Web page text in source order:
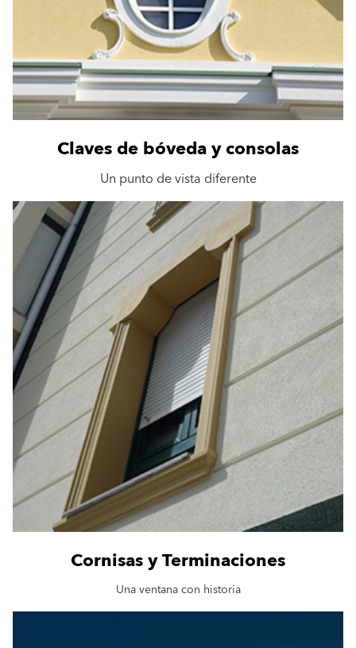
Claves de bóveda y consolas
Un punto de vista diferente
Cornisas y Terminaciones
Una ventana con historia